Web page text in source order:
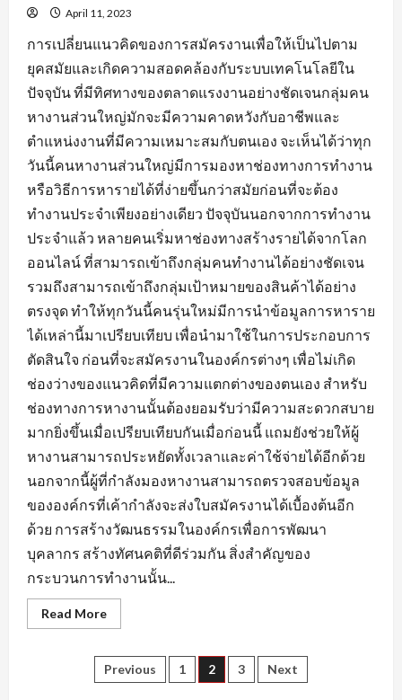
แนะนำ
ปรับ
ข้อมูล
ใบ
สมัคร
April 11, 2023
การเปลี่ยนแนวคิดของการสมัครงานเพื่อให้เป็นไปตาม
ยุคสมัยและเกิดความสอดคล้องกับระบบเทคโนโลยีใน
ปัจจุบัน ที่มีทิศทางของตลาดแรงงานอย่างชัดเจนกลุ่มคน
หางานส่วนใหญ่มักจะมีความคาดหวังกับอาชีพและ
ตำแหน่งงานที่มีความเหมาะสมกับตนเอง จะเห็นได้ว่าทุก
วันนี้คนหางานส่วนใหญ่มีการมองหาช่องทางการทำงาน
หรือวิธีการหารายได้ที่ง่ายขึ้นกว่าสมัยก่อนที่จะต้อง
ทำงานประจำเพียงอย่างเดียว ปัจจุบันนอกจากการทำงาน
ประจำแล้ว หลายคนเริ่มหาช่องทางสร้างรายได้จากโลก
ออนไลน์ ที่สามารถเข้าถึงกลุ่มคนทำงานได้อย่างชัดเจน
รวมถึงสามารถเข้าถึงกลุ่มเป้าหมายของสินค้าได้อย่าง
ตรงจุด ทำให้ทุกวันนี้คนรุ่นใหม่มีการนำข้อมูลการหาราย
ได้เหล่านี้มาเปรียบเทียบ เพื่อนำมาใช้ในการประกอบการ
ตัดสินใจ ก่อนที่จะสมัครงานในองค์กรต่างๆ เพื่อไม่เกิด
ช่องว่างของแนวคิดที่มีความแตกต่างของตนเอง สำหรับ
ช่องทางการหางานนั้นต้องยอมรับว่ามีความสะดวกสบาย
มากยิ่งขึ้นเมื่อเปรียบเทียบกันเมื่อก่อนนี้ แถมยังช่วยให้ผู้
หางานสามารถประหยัดทั้งเวลาและค่าใช้จ่ายได้อีกด้วย
นอกจากนี้ผู้ที่กำลังมองหางานสามารถตรวจสอบข้อมูล
ขององค์กรที่เค้ากำลังจะส่งใบสมัครงานได้เบื้องต้นอีก
ด้วย การสร้างวัฒนธรรมในองค์กรเพื่อการพัฒนา
บุคลากร สร้างทัศนคติที่ดีร่วมกัน สิ่งสำคัญของ
กระบวนการทำงานนั้น...
Read MoreRead
more
ที่
ใช้
แสดง
Posts
Previous 1 2 3 Next